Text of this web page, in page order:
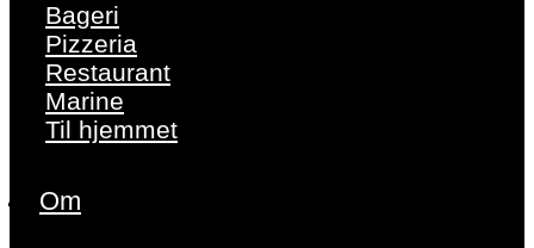
Bageri
Pizzeria
Restaurant
Marine
Til hjemmet
Om